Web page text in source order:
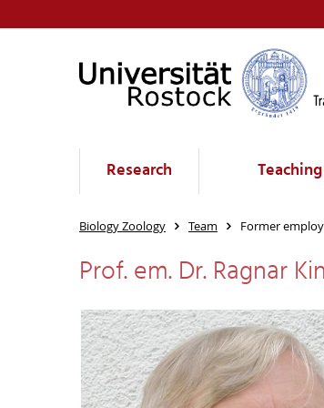
Research
Biology Zoology Team Former
Prof. em. Dr. Ragnar